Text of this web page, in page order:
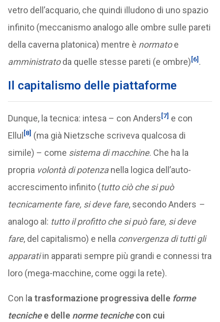
vetro dell’acquario, che quindi illudono di uno spazio
infinito (meccanismo analogo alle ombre sulle pareti
della caverna platonica) mentre è normatoe
amministratoda quelle stesse pareti (e ombre)[6] .
Il capitalismo delle piattaforme
Dunque, la tecnica: intesa – con Anders[7] e con
Ellul [8] (ma già Nietzsche scriveva qualcosa di
simile) – come sistema di macchine. Che ha la
propria volontà di potenzanella logica dell’auto-
accrescimento infinito (tutto ciò che si può
tecnicamente fare, si deve fare, secondo Anders –
analogo al: tutto il profitto che si può fare, si deve
fare, del capitalismo) e nella convergenza di tutti gli
apparatiin apparati sempre più grandi e connessi tra
loro (mega-macchine, come oggi la rete).
Con l a trasformazione progressiva delle forme
tecnichee delle norme tecnichecon cui